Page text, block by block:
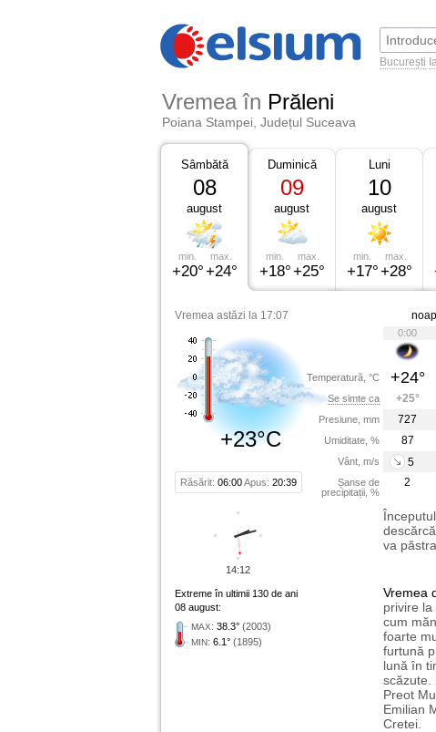
București
Vremea în Prăleni
Poiana Stampei, Județul Suceava
Sâmbătă
08
august
min.
+20°
max.
+24°
Duminică
09
august
min.
+18°
max.
+25°
Luni
10
august
min.
+17°
max.
+28°
Vremea astăzi la 17:07
+23°C
Răsărit: 06:00Apus: 20:39
Temperatură, °C
Se simte ca
Presiune, mm
Umiditate, %
Vânt, m/s
Șanse de
precipitații, %
0:00
+24°
+25°
727
87
5
2
va
Extreme în ultimii 130 de ani
08 august:
MAX: 38.3° (2003)
MIN: 6.1° (1895)
Vremea
privire
cum
foarte
furtună
lună în
scăzute.
Preot
Emilian
Cretei.
14:12